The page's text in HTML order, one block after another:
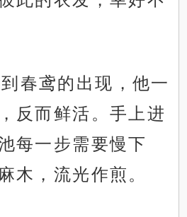
春鸢的出现，他一
反而鲜活。手上进
每一步需要慢下
木，流光作煎。